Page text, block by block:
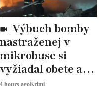
nastraženej v
mikrobuse si
vyžiadal obete a
zranených
4 hours agoKrimi